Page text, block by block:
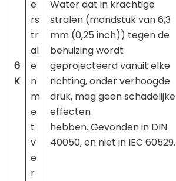
6
K
e
rs
tr
al
e
n
m
e
t
v
e
r
Water dat in krachtige
stralen (mondstuk van 6,3
mm (0,25 inch)) tegen de
behuizing wordt
geprojecteerd vanuit elke
richting, onder verhoogde
druk, mag geen schadelijke
effecten
hebben. Gevonden in DIN
40050, en niet in IEC 60529.